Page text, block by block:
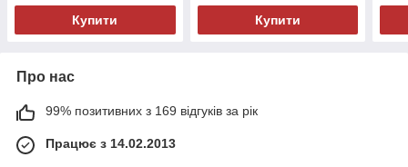
Купити Купити
Про нас
99% позитивних з 169 відгуків за рік
Працює з 14.02.2013